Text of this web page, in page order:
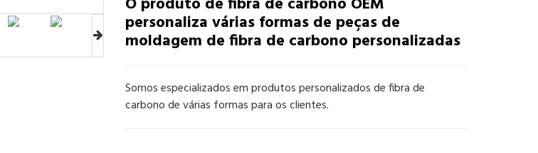
personaliza várias formas de peças de
moldagem de fibra de carbono personalizadas
Somos especializados em produtos personalizados de fibra de
carbono de várias formas para os clientes.